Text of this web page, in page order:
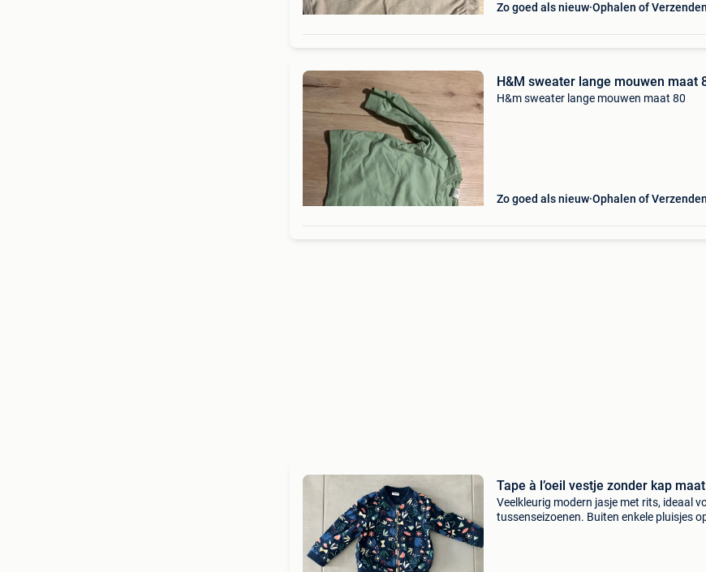
Zo goed als nieuw Ophalen of Verzenden
H&M sweater lange mouwen maat
H&m sweater lange mouwen maat 80
Zo goed als nieuw Ophalen of Verzenden
Tape à l’oeil vestje zonder kap
Veelkleurig modern jasje met rits, ideaal
tussenseizoenen. Buiten enkele pluisjes